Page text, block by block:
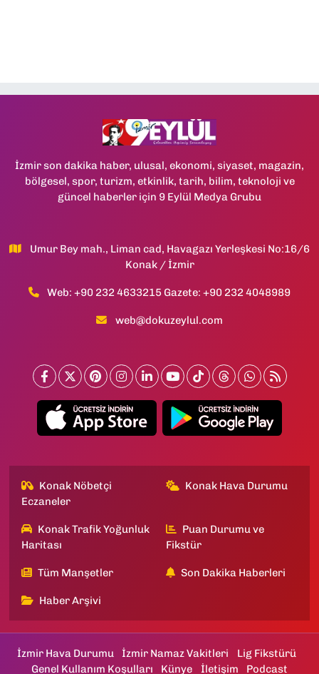
İzmir son dakika haber, ulusal, ekonomi, siyaset, magazin,
bölgesel, spor, turizm, etkinlik, tarih, bilim, teknoloji ve
güncel haberler için 9 Eylül Medya Grubu
Umur Bey mah., Liman cad, Havagazı Yerleşkesi No:16/6
Konak / İzmir
Web: +90 232 4633215 Gazete: +90 232 4048989
web@dokuzeylul.com
Konak Nöbetçi
Eczaneler
Konak Hava Durumu
Konak Trafik Yoğunluk
Haritası
Puan Durumu ve
Fikstür
Tüm Manşetler Son Dakika Haberleri
Haber Arşivi
İzmir Hava Durumu İzmir Namaz Vakitleri
Lig Fikstürü
Genel Kullanım Koşulları
Künye İletişim Podcast